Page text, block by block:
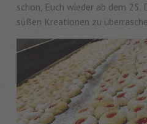
schon, Euch wieder ab dem
süßen Kreationen zu